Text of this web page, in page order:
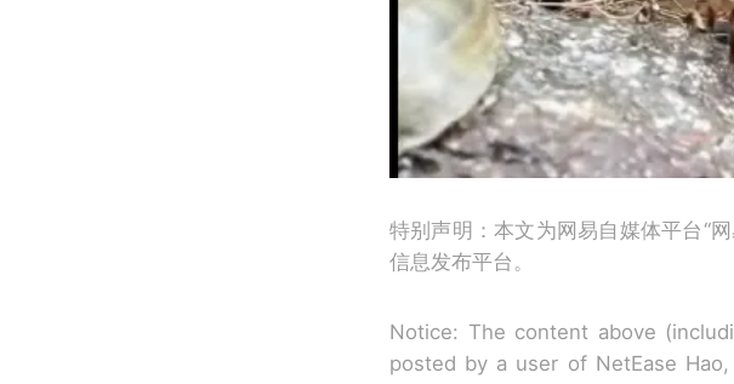
特别声明：本文为网易自媒体平台“
信息发布平台。
Notice: The content above
posted by a user of NetEase